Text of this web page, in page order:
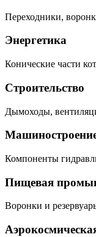
Переходники,
Энергетика
Конические части
Строительство
Дымоходы,
Компоненты
Пищевая
Воронки и